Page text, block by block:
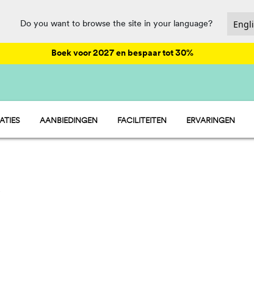
Do you want to browse the site in your language?
Boek voor 2027 en bespaar tot 30%
AANBIEDINGEN FACILITEITEN
CATERING EN MARKET
ERVARINGEN